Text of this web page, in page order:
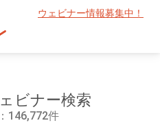
ウェビナー情報募集中！
ビナー検索
146,772件